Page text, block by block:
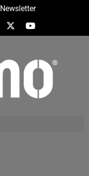
Newsletter